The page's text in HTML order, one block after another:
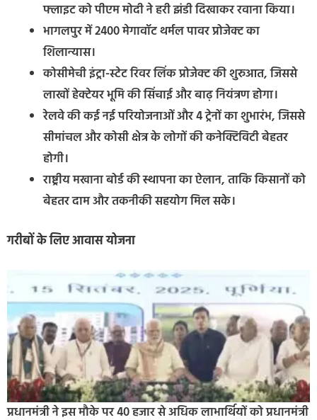
फ्लाइट को पीएम मोदी ने हरी झंडी दिखाकर रवाना किया।
भागलपुर में 2400 मेगावॉट थर्मल पावर प्रोजेक्ट का
शिलान्यास।
कोसीमेची इंट्रा-स्टेट रिवर लिंक प्रोजेक्ट की शुरुआत, जिससे
लाखों हेक्टेयर भूमि की सिंचाई और बाढ़ नियंत्रण होगा।
रेलवे की कई नई परियोजनाओं और 4 ट्रेनों का शुभारंभ, जिससे
सीमांचल और कोसी क्षेत्र के लोगों की कनेक्टिविटी बेहतर
होगी।
राष्ट्रीय मखाना बोर्ड की स्थापना का ऐलान, ताकि किसानों को
बेहतर दाम और तकनीकी सहयोग मिल सके।
गरीबों के लिए आवास योजना
प्रधानमंत्री ने इस मौके पर 40 हजार से अधिक लाभार्थियों को प्रधानमंत्री